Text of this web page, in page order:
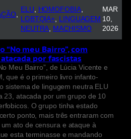
ELU, HOMOFOBIA
LGBTQIA+, LINGUAGEM
NEUTRA, MACHISMO
MAR
10,
2026
meu Bairro”, com
por fascistas
Meu Bairro”, de Lúcia Vicente e
que é o primeiro livro infanto-
sistema de lingugem neutra ELU
23, atacada por um grupo de 10
O grupo tinha estado
ponto, mais três entraram com
ato de censura e ataque à
esta terminasse e mandando